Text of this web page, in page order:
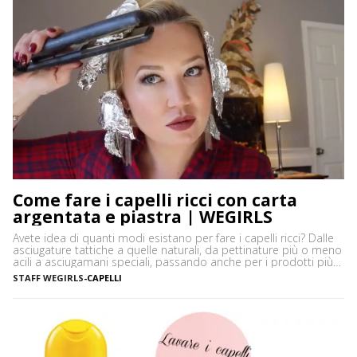
Come fare i capelli ricci con carta
argentata e piastra | WEGIRLS
Avete idea di quanti modi esistano per fare i capelli ricci? Dalle
asciugature tattiche a quelle naturali, da pettinature più o meno
acili a asciugamani speciali, passando anche per i prodotti più
disparati. Avere i capelli ricci è uno must, ancor di più in estate,
quando ci vediamo più belle selvagge. Ci sono tanti modi […]
STAFF WEGIRLS-CAPELLI